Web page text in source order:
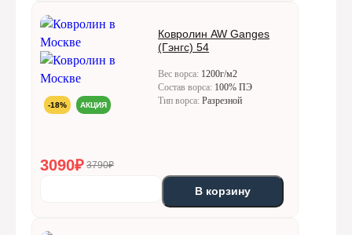
-18% АКЦИЯ
Ковролин AW Ganges
(Гэнгс) 54
Вес ворса: 1200г/м2
Состав ворса: 100% ПЭ
Тип ворса: Разрезной
3090₽ 3790₽
В корзину